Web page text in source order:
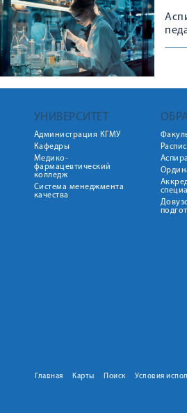
УНИВЕРСИТЕТ
Администрация КГМУ
Кафедры
Медико-
фармацевтический
колледж
Система менеджмента
качества
Главная Карты Поиск Условия